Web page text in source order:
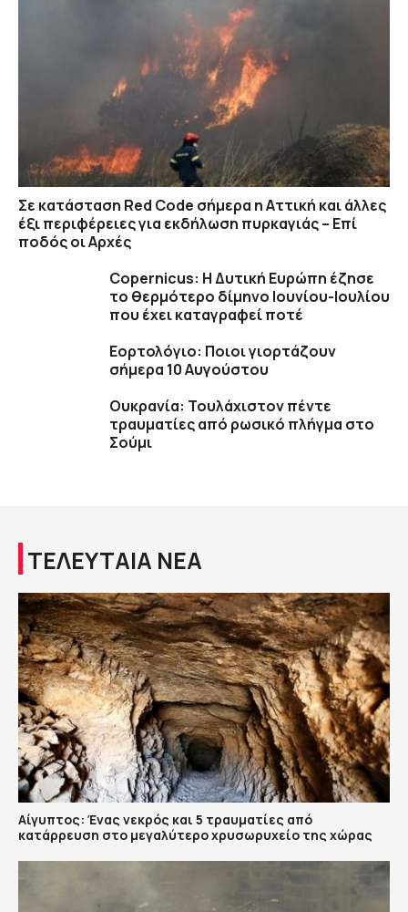
Σε κατάσταση Red Code σήμερα η Αττική και άλλες
έξι περιφέρειες για εκδήλωση πυρκαγιάς – Επί
ποδός οι Αρχές
Copernicus: H Δυτική Ευρώπη έζησε
το θερμότερο δίμηνο Ιουνίου-Ιουλίου
που έχει καταγραφεί ποτέ
Εορτολόγιο: Ποιοι γιορτάζουν
σήμερα 10 Αυγούστου
Ουκρανία: Τουλάχιστον πέντε
τραυματίες από ρωσικό πλήγμα στο
Σούμι
ΤΕΛΕΥΤΑΙΑ ΝΕΑ
Αίγυπτος: Ένας νεκρός και 5 τραυματίες από
κατάρρευση στο μεγαλύτερο χρυσωρυχείο της χώρας